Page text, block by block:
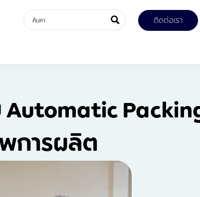
ติดต่อเรา
การผลิต